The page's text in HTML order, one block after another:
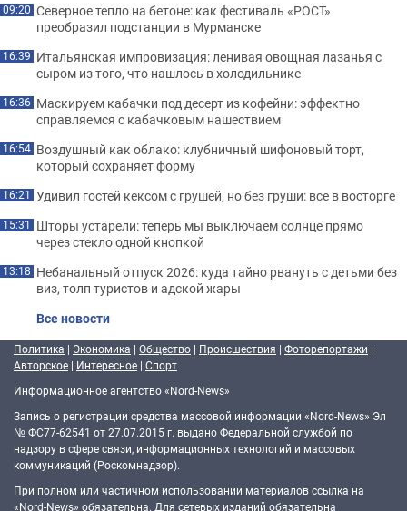
09:20 Северное тепло на бетоне: как фестиваль «РОСТ»
преобразил подстанции в Мурманске
16:39 Итальянская импровизация: ленивая овощная лазанья с
сыром из того, что нашлось в холодильнике
16:36 Маскируем кабачки под десерт из кофейни: эффектно
справляемся с кабачковым нашествием
16:54 Воздушный как облако: клубничный шифоновый торт,
который сохраняет форму
16:21 Удивил гостей кексом с грушей, но без груши: все в восторге
15:31 Шторы устарели: теперь мы выключаем солнце прямо
через стекло одной кнопкой
13:18 Небанальный отпуск 2026: куда тайно рвануть с детьми без
виз, толп туристов и адской жары
Все новости
Политика | Экономика | Общество | Происшествия | Фоторепортажи |
Авторское | Интересное | Спорт
Информационное агентство «Nord-News»
Запись о регистрации средства массовой информации «Nord-News» Эл
№ ФС77-62541 от 27.07.2015 г. выдано Федеральной службой по
надзору в сфере связи, информационных технологий и массовых
коммуникаций (Роскомнадзор).
При полном или частичном использовании материалов ссылка на
«Nord-News» обязательна. Для сетевых изданий обязательна